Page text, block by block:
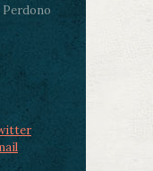
Perdono